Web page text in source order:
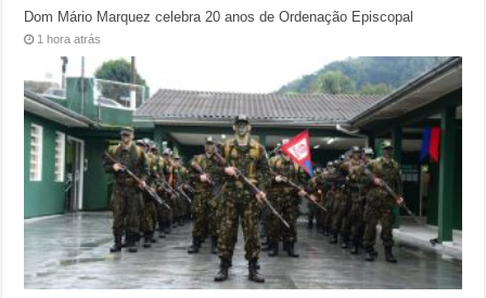
Dom Mário Marquez celebra 20 anos de Ordenação Episcopal
1 hora atrás